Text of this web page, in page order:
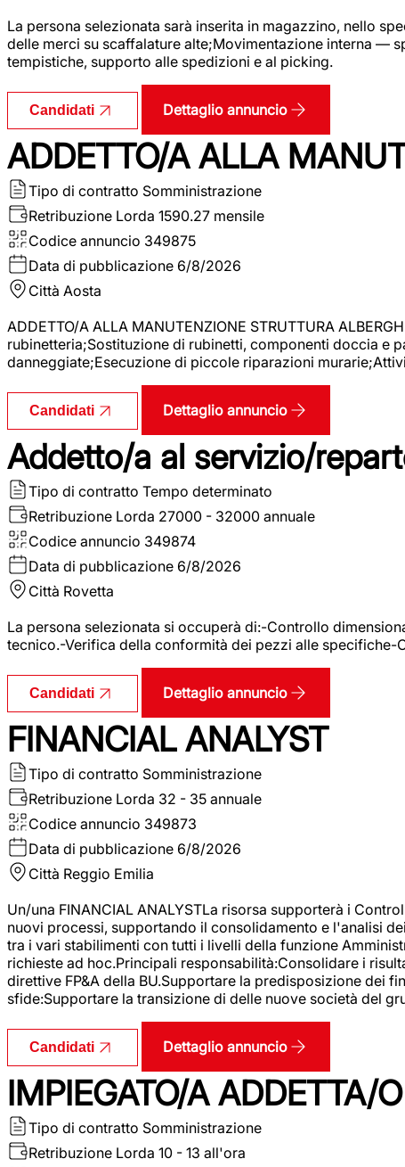
La persona selezionata sarà inserita in magazzino, nello
delle merci su scaffalature alte;Movimentazione interna —
tempistiche, supporto alle spedizioni e al picking.
Candidati Dettaglio annuncio
ADDETTO/A ALLA
Tipo di contratto Somministrazione
Retribuzione Lorda 1590.27 mensile
Codice annuncio 349875
Data di pubblicazione 6/8/2026
Città Aosta
ADDETTO/A ALLA MANUTENZIONE STRUTTURA
rubinetteria;Sostituzione di rubinetti, componenti doccia e
danneggiate;Esecuzione di piccole riparazioni
Candidati Dettaglio annuncio
Addetto/a al servizio/
Tipo di contratto Tempo determinato
Retribuzione Lorda 27000 - 32000 annuale
Codice annuncio 349874
Data di pubblicazione 6/8/2026
Città Rovetta
La persona selezionata si occuperà di:-Controllo
tecnico.-Verifica della conformità dei pezzi alle
Candidati Dettaglio annuncio
FINANCIAL ANALYST
Tipo di contratto Somministrazione
Retribuzione Lorda 32 - 35 annuale
Codice annuncio 349873
Data di pubblicazione 6/8/2026
Città Reggio Emilia
Un/una FINANCIAL ANALYSTLa risorsa supporterà i
nuovi processi, supportando il consolidamento e l'analisi
tra i vari stabilimenti con tutti i livelli della funzione
richieste ad hoc.Principali responsabilità:Consolidare i
direttive FP&A della BU.Supportare la predisposizione dei
sfide:Supportare la transizione di delle nuove società del
Candidati Dettaglio annuncio
IMPIEGATO/A ADDETTA/
Tipo di contratto Somministrazione
Retribuzione Lorda 10 - 13 all'ora